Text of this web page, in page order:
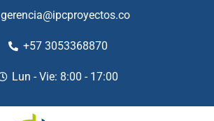
gerencia@ipcproyectos.co
+57 3053368870
Lun - Vie: 8:00 - 17:00